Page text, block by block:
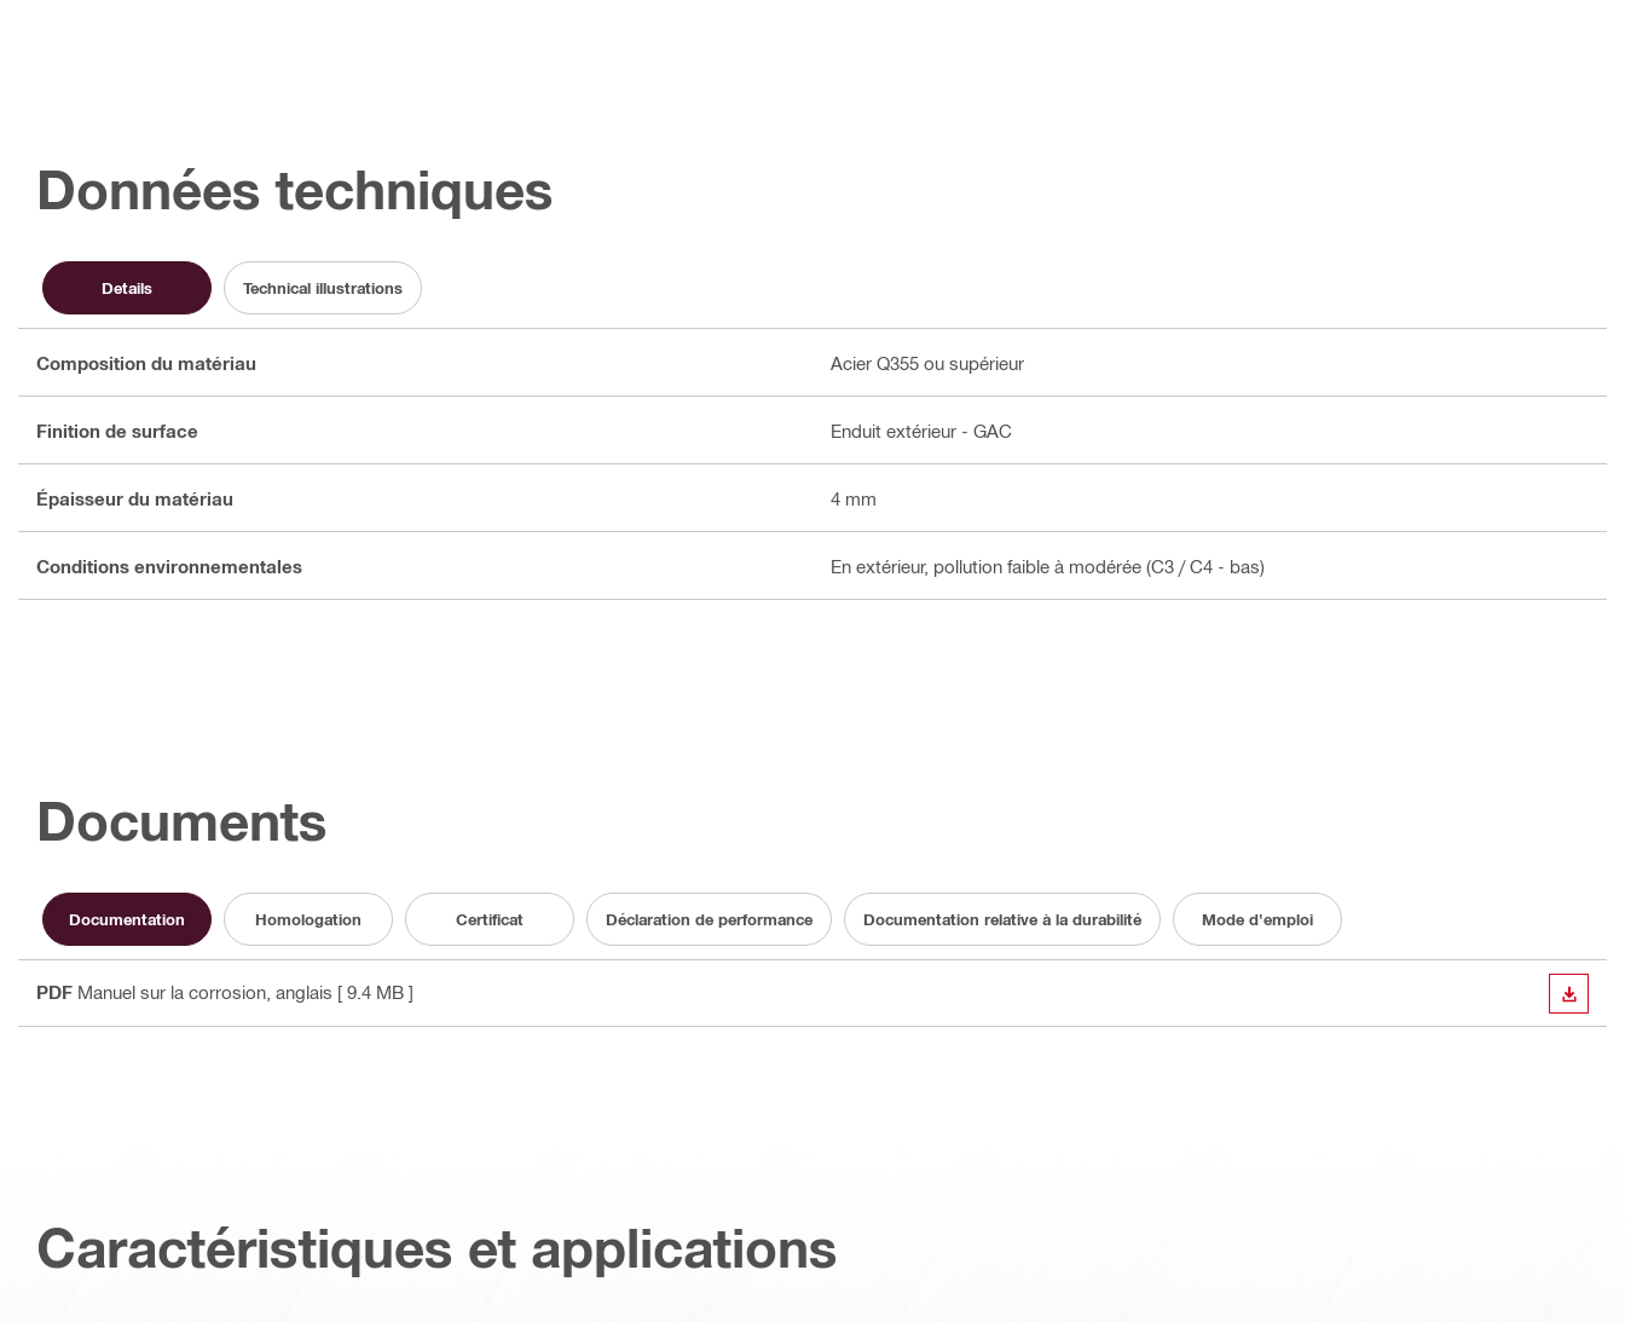
Données techniques
Details Technical illustrations
Composition du matériau Acier Q355 ou supérieur
Finition de surface Enduit extérieur - GAC
Épaisseur du matériau 4 mm
Conditions environnementales En extérieur, pollution faible à modérée (C3 / C4 - bas)
Documents
Documentation Homologation Certificat Déclaration de performance Documentation relative à la durabilité Mode d'emploi
PDF Manuel sur la corrosion , anglais [ 9.4 MB ]
Caractéristiques et applications